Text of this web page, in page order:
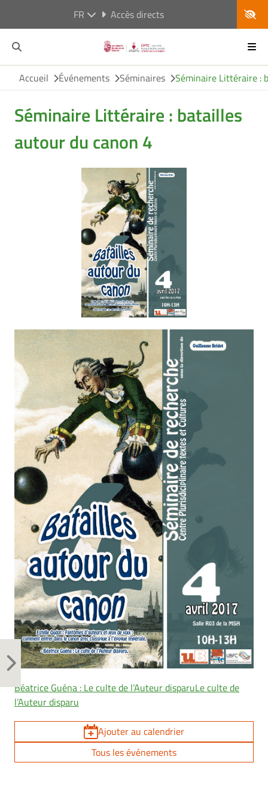
FR Accès directs
Accueil Événements Séminaires Séminaire Littéraire :
Séminaire Littéraire : batailles
autour du canon 4
Béatrice Guéna : Le culte de l’Auteur disparuLe culte de
l’Auteur disparu
Ajouter au calendrier
Tous les événements